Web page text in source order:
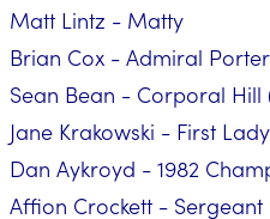
Matt Lintz - Matty
Brian Cox - Admiral Porter
Sean Bean - Corporal Hill
Jane Krakowski - First
Dan Aykroyd - 1982
Affion Crockett -